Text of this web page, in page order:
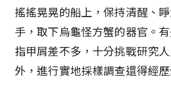
搖搖晃晃的船上，保持清醒、
手，取下烏龜怪方蟹的器官。
指甲屑差不多，十分挑戰研究
外，進行實地採樣調查還得經